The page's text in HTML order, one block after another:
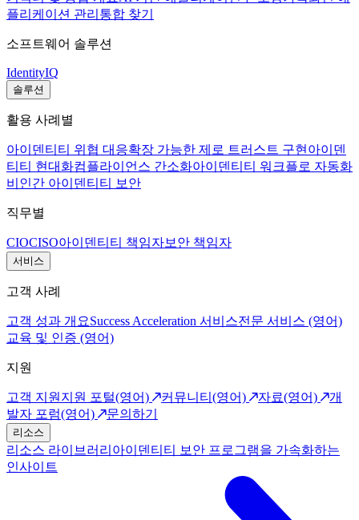
플리케이션 관리 통합 찾기
소프트웨어 솔루션
IdentityIQ
솔루션
활용 사례별
아이덴티티 위협 대응확장 가능한 제로 트러스트 구현 아이덴
티티 현대화컴플라이언스 간소화아이덴티티 워크플로 자동화
비인간 아이덴티티 보안
직무별
CIOCISO아이덴티티 책임자보안 책임자
서비스
고객 사례
고객 성과 개요Success Acceleration 서비스전문 서비스 (영어)
교육 및 인증 (영어)
지원
고객 지원 지원 포털(영어) 커뮤니티(영어) 자료(영어)
개
발자 포럼(영어)
문의하기
리소스
리소스 라이브러리 아이덴티티 보안 프로그램을 가속화하는
인사이트